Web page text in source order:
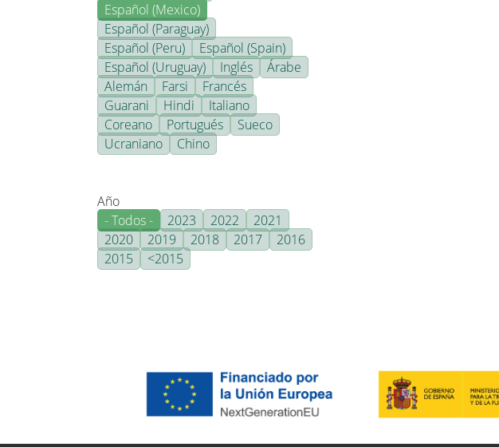
Español (Mexico)
Español (Paraguay)
Español (Peru)
Español (Spain)
Español (Uruguay)
Inglés
Árabe
Alemán
Farsi
Francés
Guarani
Hindi
Italiano
Coreano
Portugués
Sueco
Ucraniano
Chino
Año
- Todos -
2023 2022
2021
2020
2019 2018 2017
2016
2015
<2015